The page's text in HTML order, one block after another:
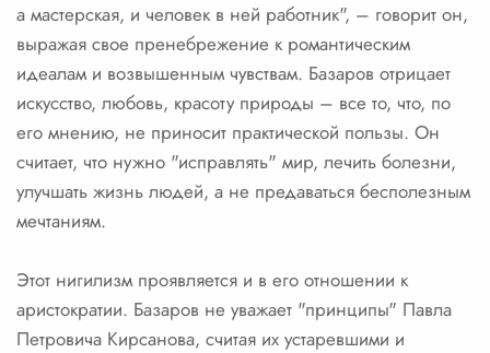
а мастерская, и человек в ней работник", – говорит он,
выражая свое пренебрежение к романтическим
идеалам и возвышенным чувствам. Базаров отрицает
искусство, любовь, красоту природы – все то, что, по
его мнению, не приносит практической пользы. Он
считает, что нужно "исправлять" мир, лечить болезни,
улучшать жизнь людей, а не предаваться бесполезным
мечтаниям.
Этот нигилизм проявляется и в его отношении к
аристократии. Базаров не уважает "принципы" Павла
Петровича Кирсанова, считая их устаревшими и